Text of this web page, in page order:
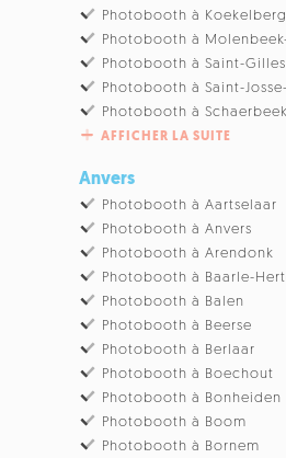
Photobooth à Koekelberg
Photobooth à
Photobooth à Saint-Gilles
Photobooth à Saint-
Photobooth à Schaerbeek
AFFICHER LA SUITE
Anvers
Photobooth à Aartselaar
Photobooth à Anvers
Photobooth à Arendonk
Photobooth à Baarle-
Photobooth à Balen
Photobooth à Beerse
Photobooth à Berlaar
Photobooth à Boechout
Photobooth à Bonheiden
Photobooth à Boom
Photobooth à Bornem